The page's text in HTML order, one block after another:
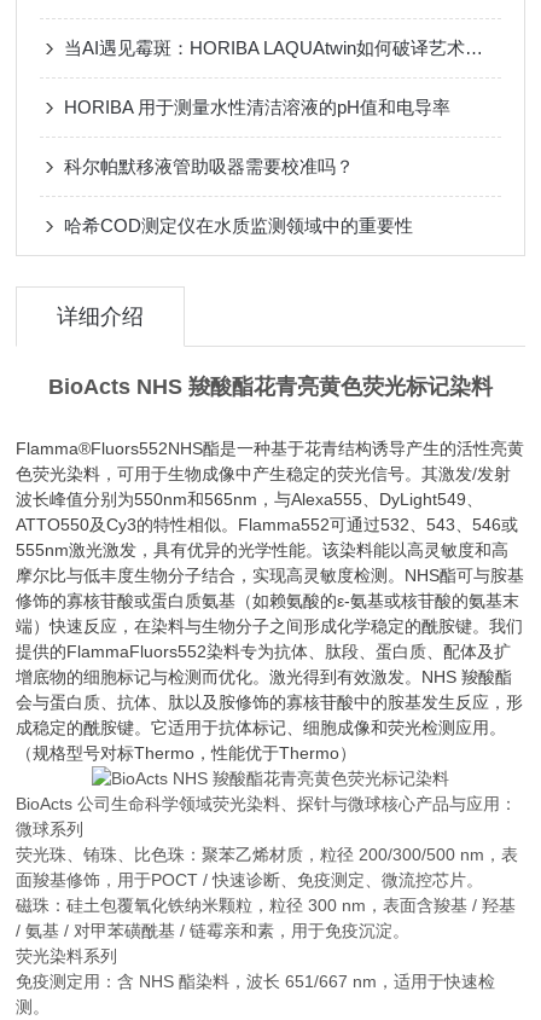
当AI遇见霉斑：​HORIBA LAQUAtwin如何破译艺术品沉默的损伤密码
HORIBA 用于测量水性清洁溶液的pH值和电导率
科尔帕默移液管助吸器需要校准吗？
哈希COD测定仪在水质监测领域中的重要性
详细介绍
BioActs NHS 羧酸酯花青亮黄色荧光标记染料
Flamma®Fluors552NHS酯是一种基于花青结构诱导产生的活性亮黄
色荧光染料，可用于生物成像中产生稳定的荧光信号。其激发/发射
波长峰值分别为550nm和565nm，与Alexa555、DyLight549、
ATTO550及Cy3的特性相似。Flamma552可通过532、543、546或
555nm激光激发，具有优异的光学性能。该染料能以高灵敏度和高
摩尔比与低丰度生物分子结合，实现高灵敏度检测。NHS酯可与胺基
修饰的寡核苷酸或蛋白质氨基（如赖氨酸的ε-氨基或核苷酸的氨基末
端）快速反应，在染料与生物分子之间形成化学稳定的酰胺键。我们
提供的FlammaFluors552染料专为抗体、肽段、蛋白质、配体及扩
增底物的细胞标记与检测而优化。激光得到有效激发。NHS 羧酸酯
会与蛋白质、抗体、肽以及胺修饰的寡核苷酸中的胺基发生反应，形
成稳定的酰胺键。它适用于抗体标记、细胞成像和荧光检测应用。
（规格型号对标Thermo，性能优于Thermo）
BioActs 公司生命科学领域荧光染料、探针与微球核心产品与应用：
微球系列
荧光珠、铕珠、比色珠：聚苯乙烯材质，粒径 200/300/500 nm，表
面羧基修饰，用于POCT / 快速诊断、免疫测定、微流控芯片。
磁珠：硅土包覆氧化铁纳米颗粒，粒径 300 nm，表面含羧基 / 羟基
/ 氨基 / 对甲苯磺酰基 / 链霉亲和素，用于免疫沉淀。
荧光染料系列
免疫测定用：含 NHS 酯染料，波长 651/667 nm，适用于快速检
测。